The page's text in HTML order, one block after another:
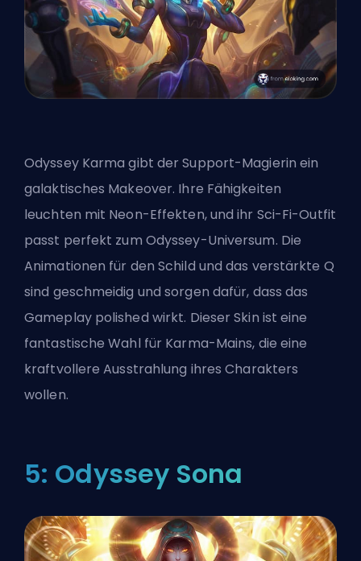
Odyssey Karma gibt der Support-Magierin ein
galaktisches Makeover. Ihre Fähigkeiten
leuchten mit Neon-Effekten, und ihr Sci-Fi-Outfit
passt perfekt zum Odyssey-Universum. Die
Animationen für den Schild und das verstärkte Q
sind geschmeidig und sorgen dafür, dass das
Gameplay polished wirkt. Dieser Skin ist eine
fantastische Wahl für Karma-Mains, die eine
kraftvollere Ausstrahlung ihres Charakters
wollen.
5: Odyssey Sona